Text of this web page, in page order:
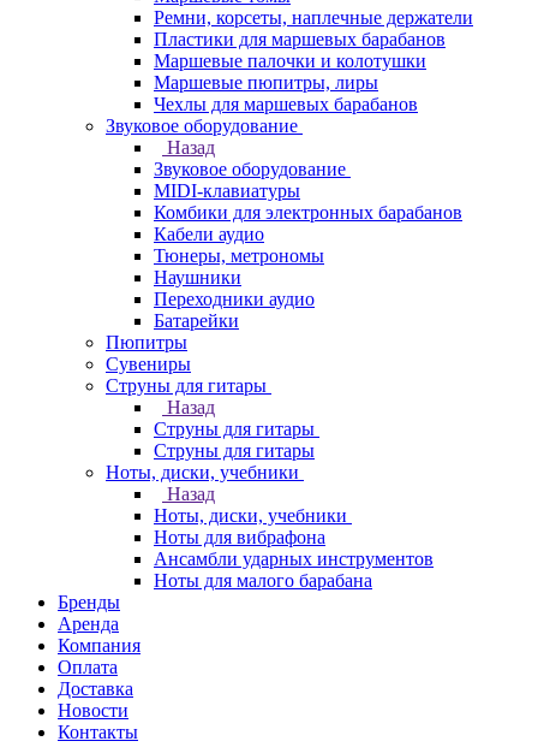
Ремни, корсеты, наплечные держатели
Пластики для маршевых барабанов
Маршевые палочки и колотушки
Маршевые пюпитры, лиры
Чехлы для маршевых барабанов
Звуковое оборудование
Назад
Звуковое оборудование
MIDI-клавиатуры
Комбики для электронных барабанов
Кабели аудио
Тюнеры, метрономы
Наушники
Переходники аудио
Батарейки
Пюпитры
Сувениры
Струны для гитары
Назад
Струны для гитары
Струны для гитары
Ноты, диски, учебники
Назад
Ноты, диски, учебники
Ноты для вибрафона
Ансамбли ударных инструментов
Ноты для малого барабана
Бренды
Аренда
Компания
Оплата
Доставка
Новости
Контакты